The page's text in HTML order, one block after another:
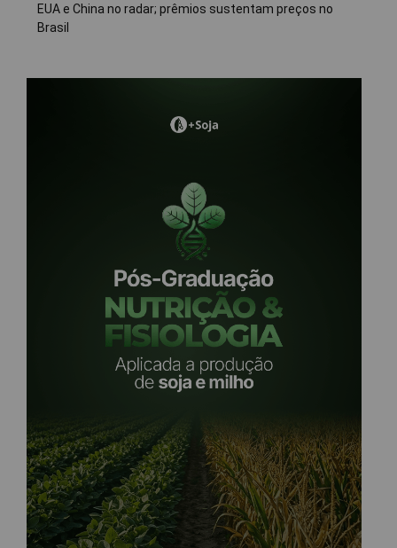
EUA e China no radar; prêmios sustentam preços no
Brasil